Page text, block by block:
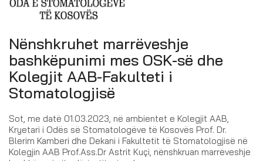
Nënshkruhet marrëveshje
bashkëpunimi mes OSK-së dhe
Kolegjit AAB-Fakulteti i
Stomatologjisë
Sot, me datë 01.03.2023, në ambientet e Kolegjit AAB,
Kryetari i Odës së Stomatologëve të Kosovës Prof. Dr.
Blerim Kamberi dhe Dekani i Fakultetit të Stomatologjisë në
Kolegjin AAB Prof.Ass.Dr Astrit Kuçi, nënshkruan marrëveshje